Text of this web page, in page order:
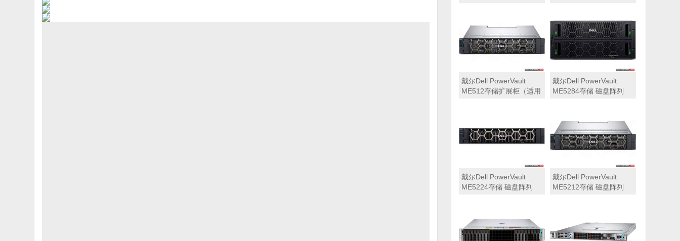
ME5224，ME5284等主
存储扩展）
戴尔Dell PowerVault
ME512存储扩展柜（适用
戴尔Dell PowerVault
ME5284存储 磁盘阵列
戴尔Dell PowerVault
ME5224存储 磁盘阵列
戴尔Dell PowerVault
ME5212存储 磁盘阵列